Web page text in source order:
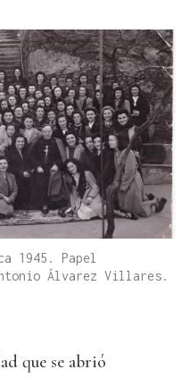
1945. Papel
Álvarez Villares.
que se abrió